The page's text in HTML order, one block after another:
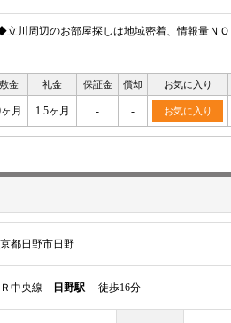
川周辺のお部屋探しは地域密着、情報量ＮＯ
敷金 礼金 保証金 償却 お気に入り
月 1.5ヶ月 - - お気に入り
都日野市日野
Ｒ中央線 日野駅 徒歩16分